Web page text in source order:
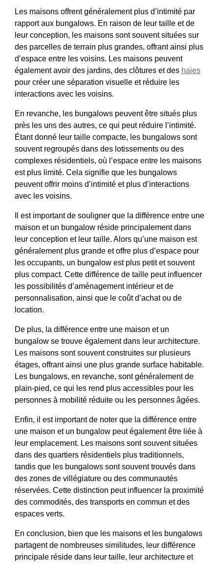
Les maisons offrent généralement plus d’intimité par
rapport aux bungalows. En raison de leur taille et de
leur conception, les maisons sont souvent situées sur
des parcelles de terrain plus grandes, offrant ainsi plus
d’espace entre les voisins. Les maisons peuvent
également avoir des jardins, des clôtures et des haies
pour créer une séparation visuelle et réduire les
interactions avec les voisins.
En revanche, les bungalows peuvent être situés plus
près les uns des autres, ce qui peut réduire l’intimité.
Étant donné leur taille compacte, les bungalows sont
souvent regroupés dans des lotissements ou des
complexes résidentiels, où l’espace entre les maisons
est plus limité. Cela signifie que les bungalows
peuvent offrir moins d’intimité et plus d’interactions
avec les voisins.
Il est important de souligner que la différence entre une
maison et un bungalow réside principalement dans
leur conception et leur taille. Alors qu’une maison est
généralement plus grande et offre plus d’espace pour
les occupants, un bungalow est plus petit et souvent
plus compact. Cette différence de taille peut influencer
les possibilités d’aménagement intérieur et de
personnalisation, ainsi que le coût d’achat ou de
location.
De plus, la différence entre une maison et un
bungalow se trouve également dans leur architecture.
Les maisons sont souvent construites sur plusieurs
étages, offrant ainsi une plus grande surface habitable.
Les bungalows, en revanche, sont généralement de
plain-pied, ce qui les rend plus accessibles pour les
personnes à mobilité réduite ou les personnes âgées.
Enfin, il est important de noter que la différence entre
une maison et un bungalow peut également être liée à
leur emplacement. Les maisons sont souvent situées
dans des quartiers résidentiels plus traditionnels,
tandis que les bungalows sont souvent trouvés dans
des zones de villégiature ou des communautés
réservées. Cette distinction peut influencer la proximité
des commodités, des transports en commun et des
espaces verts.
En conclusion, bien que les maisons et les bungalows
partagent de nombreuses similitudes, leur différence
principale réside dans leur taille, leur architecture et